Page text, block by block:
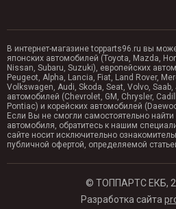
В интернет-магазине topparts96.ru вы
японских автомобилей (Toyota, Mazda,
Nissan, Subaru, Suzuki), европейских
Peugeot, Alpha, Lancia, Fiat, Land Rover,
Volkswagen, Audi, Skoda, Seat, Volvo,
автомобилей (Chevrolet, GM, Chrysler,
Pontiac) и корейских автомобилей
Если Вы не смогли самостоятельно
автомобиля, обратитесь к нашим
сайте носит исключительно
публичной офертой, определяемой
© ТОППАРТС ЕКБ,
Разработка сайта